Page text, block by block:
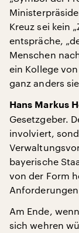
Kreuz sei kein
entspräche,
Menschen
ein Kollege
ganz anders
Hans Markus
Gesetzgeber.
involviert,
bayerische
von der Form
Am Ende,
sich wehren